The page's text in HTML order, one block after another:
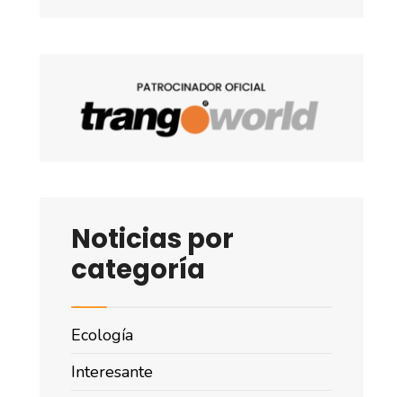
Noticias por
categoría
Ecología
Interesante